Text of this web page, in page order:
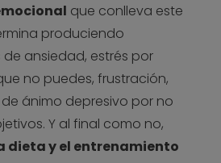
que conlleva este
produciendo
ansiedad, estrés por
no puedes, frustración,
ánimo depresivo por no
Y al final como no,
dieta y el entrenamiento